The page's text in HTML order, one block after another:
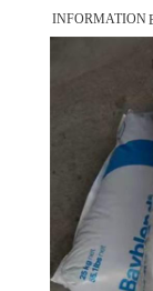
INFORMATION